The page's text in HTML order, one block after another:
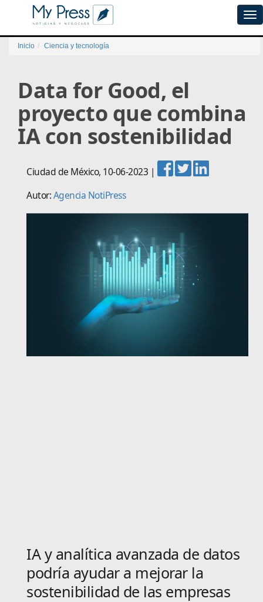
Inicio Ciencia y tecnología
Data for Good, el
proyecto que combina
IA con sostenibilidad
Ciudad de México, 10-06-2023 |
Autor:Agencia NotiPress
IA y analítica avanzada de datos
podría ayudar a mejorar la
sostenibilidad de las empresas